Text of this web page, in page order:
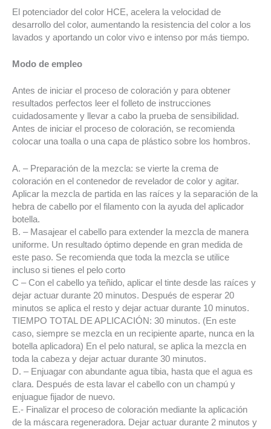
El potenciador del color HCE, acelera la velocidad de
desarrollo del color, aumentando la resistencia del color a los
lavados y aportando un color vivo e intenso por más tiempo.
Modo de empleo
Antes de iniciar el proceso de coloración y para obtener
resultados perfectos leer el folleto de instrucciones
cuidadosamente y llevar a cabo la prueba de sensibilidad.
Antes de iniciar el proceso de coloración, se recomienda
colocar una toalla o una capa de plástico sobre los hombros.
A. – Preparación de la mezcla: se vierte la crema de
coloración en el contenedor de revelador de color y agitar.
Aplicar la mezcla de partida en las raíces y la separación de la
hebra de cabello por el filamento con la ayuda del aplicador
botella.
B. – Masajear el cabello para extender la mezcla de manera
uniforme. Un resultado óptimo depende en gran medida de
este paso. Se recomienda que toda la mezcla se utilice
incluso si tienes el pelo corto
C – Con el cabello ya teñido, aplicar el tinte desde las raíces y
dejar actuar durante 20 minutos. Después de esperar 20
minutos se aplica el resto y dejar actuar durante 10 minutos.
TIEMPO TOTAL DE APLICACIÓN: 30 minutos. (En este
caso, siempre se mezcla en un recipiente aparte, nunca en la
botella aplicadora) En el pelo natural, se aplica la mezcla en
toda la cabeza y dejar actuar durante 30 minutos.
D. – Enjuagar con abundante agua tibia, hasta que el agua es
clara. Después de esta lavar el cabello con un champú y
enjuague fijador de nuevo.
E.- Finalizar el proceso de coloración mediante la aplicación
de la máscara regeneradora. Dejar actuar durante 2 minutos y